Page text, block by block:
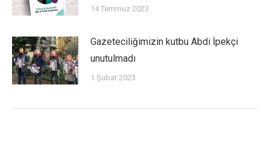
14 Temmuz 2023
Gazeteciliğimizin kutbu Abdi İpekçi
unutulmadı
1 Şubat 2023